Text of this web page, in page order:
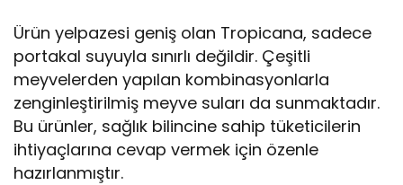
Ürün yelpazesi geniş olan Tropicana, sadece
portakal suyuyla sınırlı değildir. Çeşitli
meyvelerden yapılan kombinasyonlarla
zenginleştirilmiş meyve suları da sunmaktadır.
Bu ürünler, sağlık bilincine sahip tüketicilerin
ihtiyaçlarına cevap vermek için özenle
hazırlanmıştır.